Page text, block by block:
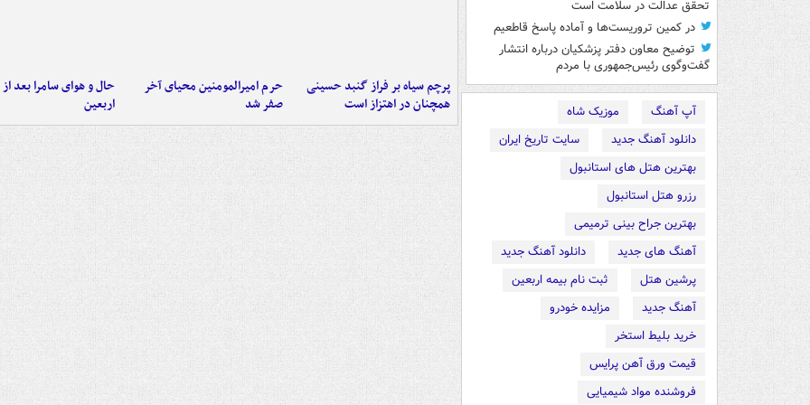
تحقق عدالت در سلامت است
در کمین تروریست‌ها و آماده پاسخ قاطعیم
توضیح معاون دفتر پزشکیان درباره انتشار
گفت‌وگوی رئیس‌جمهوری با مردم
آپ آهنگ
موزیک شاه
دانلود آهنگ جدید
سایت تاریخ ایران
بهترین هتل های استانبول
رزرو هتل استانبول
بهترین جراح بینی ترمیمی
آهنگ های جدید
دانلود آهنگ جدید
پرشین هتل
ثبت نام بیمه اربعین
آهنگ جدید
مزایده خودرو
خرید بلیط استخر
قیمت ورق آهن پرایس
فروشنده مواد شیمیایی
پرچم سیاه بر فراز گنبد حسینی
همچنان در اهتزاز است
حرم امیرالمومنین محیای آخر
صفر شد
حال و هوای سامرا بعد از
اربعین